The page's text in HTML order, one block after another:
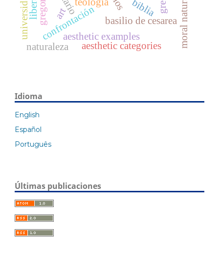
biblia
teología
confrontación basilio de cesarea
universidad moral natural
art
aesthetic examples
aesthetic categories
naturaleza
Idioma
English
Español
Português
Últimas publicaciones